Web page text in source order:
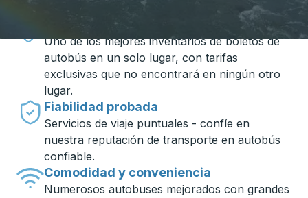
Viajar hecho simple con Trailways
Precios inigualables
Uno de los mejores inventarios de boletos de
autobús en un solo lugar, con tarifas
exclusivas que no encontrará en ningún otro
lugar.
Fiabilidad probada
Servicios de viaje puntuales - confíe en
nuestra reputación de transporte en autobús
confiable.
Comodidad y conveniencia
Numerosos autobuses mejorados con grandes